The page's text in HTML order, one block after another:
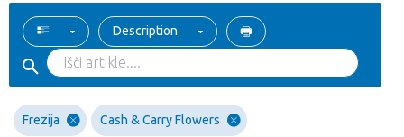
Description
Frezija Cash & Carry Flowers